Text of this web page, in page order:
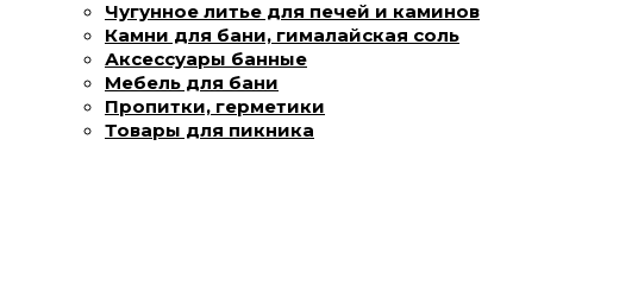
Чугунное литье для печей и каминов
Камни для бани, гималайская соль
Аксессуары банные
Мебель для бани
Пропитки, герметики
Товары для пикника